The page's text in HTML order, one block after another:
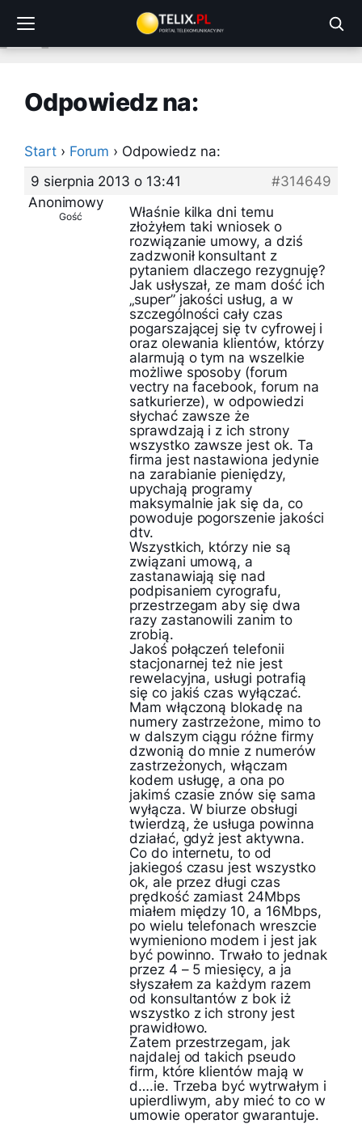
treści
Odpowiedz na:
Start › Forum › Odpowiedz na:
9 sierpnia 2013 o 13:41
#314649
Anonimowy
Gość
Właśnie kilka dni temu
złożyłem taki wniosek o
rozwiązanie umowy, a dziś
zadzwonił konsultant z
pytaniem dlaczego rezygnuję?
Jak usłyszał, ze mam dość ich
„super” jakości usług, a w
szczególności cały czas
pogarszającej się tv cyfrowej i
oraz olewania klientów, którzy
alarmują o tym na wszelkie
możliwe sposoby (forum
vectry na facebook, forum na
satkurierze), w odpowiedzi
słychać zawsze że
sprawdzają i z ich strony
wszystko zawsze jest ok. Ta
firma jest nastawiona jedynie
na zarabianie pieniędzy,
upychają programy
maksymalnie jak się da, co
powoduje pogorszenie jakości
dtv.
Wszystkich, którzy nie są
związani umową, a
zastanawiają się nad
podpisaniem cyrografu,
przestrzegam aby się dwa
razy zastanowili zanim to
zrobią.
Jakoś połączeń telefonii
stacjonarnej też nie jest
rewelacyjna, usługi potrafią
się co jakiś czas wyłączać.
Mam włączoną blokadę na
numery zastrzeżone, mimo to
w dalszym ciągu różne firmy
dzwonią do mnie z numerów
zastrzeżonych, włączam
kodem usługę, a ona po
jakimś czasie znów się sama
wyłącza. W biurze obsługi
twierdzą, że usługa powinna
działać, gdyż jest aktywna.
Co do internetu, to od
jakiegoś czasu jest wszystko
ok, ale przez długi czas
prędkość zamiast 24Mbps
miałem między 10, a 16Mbps,
po wielu telefonach wreszcie
wymieniono modem i jest jak
być powinno. Trwało to jednak
przez 4 – 5 miesięcy, a ja
słyszałem za każdym razem
od konsultantów z bok iż
wszystko z ich strony jest
prawidłowo.
Zatem przestrzegam, jak
najdalej od takich pseudo
firm, które klientów mają w
d….ie. Trzeba być wytrwałym i
upierdliwym, aby mieć to co w
umowie operator gwarantuje.